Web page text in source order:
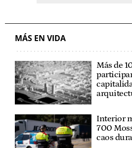
MÁS EN VIDA
Más de
Interior
700
caos